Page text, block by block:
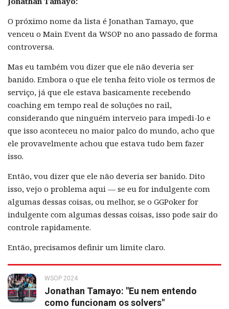
O próximo nome da lista é Jonathan Tamayo, que
venceu o Main Event da WSOP no ano passado de forma
controversa.
Mas eu também vou dizer que ele não deveria ser
banido. Embora o que ele tenha feito viole os termos de
serviço, já que ele estava basicamente recebendo
coaching em tempo real de soluções no rail,
considerando que ninguém interveio para impedi-lo e
que isso aconteceu no maior palco do mundo, acho que
ele provavelmente achou que estava tudo bem fazer
isso.
Então, vou dizer que ele não deveria ser banido. Dito
isso, vejo o problema aqui — se eu for indulgente com
algumas dessas coisas, ou melhor, se o GGPoker for
indulgente com algumas dessas coisas, isso pode sair do
controle rapidamente.
Então, precisamos definir um limite claro.
WSOP 2024
Jonathan Tamayo: "Eu nem entendo
como funcionam os solvers"